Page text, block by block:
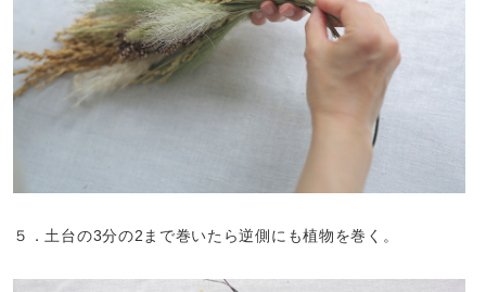
５．土台の3分の2まで巻いたら逆側にも植物を巻く。